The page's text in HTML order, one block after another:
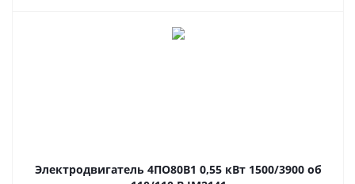
Электродвигатель 4ПО80В1 0,55 кВт 1500/3900 об